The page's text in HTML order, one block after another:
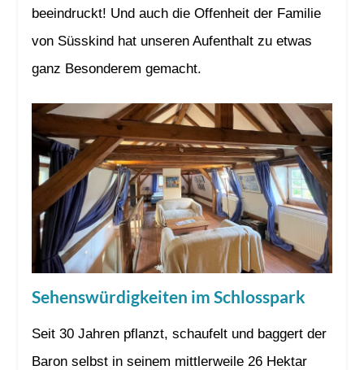
beeindruckt! Und auch die Offenheit der Familie
von Süsskind hat unseren Aufenthalt zu etwas
ganz Besonderem gemacht.
Sehenswürdigkeiten im Schlosspark
Seit 30 Jahren pflanzt, schaufelt und baggert der
Baron selbst in seinem mittlerweile 26 Hektar